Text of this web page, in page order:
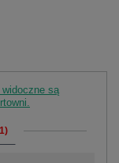
widoczne są